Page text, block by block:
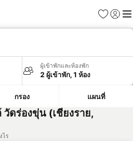
รายการโป
เข้าสู่ร
เมนู
ผู้เข้าพักและห้องพัก
2 ผู้เข้าพัก, 1 ห้อง
กรอง แผนที่
วัดร่องขุ่น (เชียงราย,
ร